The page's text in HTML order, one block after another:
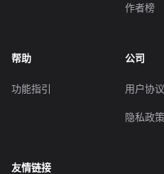
作者榜
帮助
功能指引
公司
用户协议
隐私政策
友情链接